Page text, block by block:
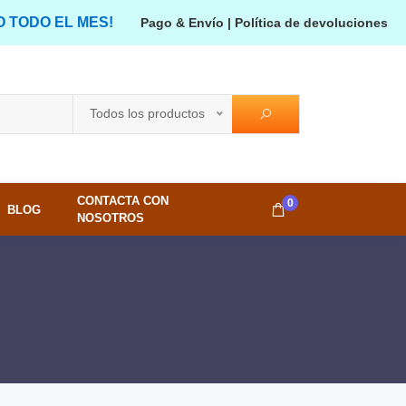
TODO EL MES! Pago & Envío | Política de devoluciones
Todos los productos
BLOG
CONTACTA CON
NOSOTROS
0